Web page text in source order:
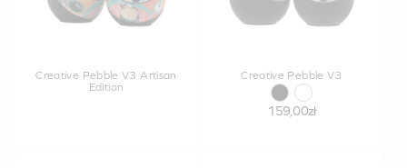
Creative Pebble V3 Artisan
Edition
Creative Pebble V3
159,00zł